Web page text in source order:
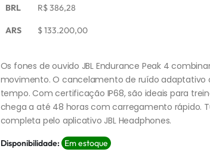
BRL R$386,28
ARS $133.200,00
Os fones de ouvido JBL Endurance Peak 4
movimento. O cancelamento de ruído
tempo. Com certificação IP68, são ideais para
chega a até 48 horas com carregamento rápido.
completa pelo aplicativo JBL Headphones.
Disponibilidade: Em estoque